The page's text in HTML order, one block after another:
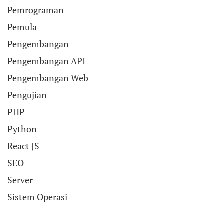
Pemrograman
Pemula
Pengembangan
Pengembangan API
Pengembangan Web
Pengujian
PHP
Python
React JS
SEO
Server
Sistem Operasi